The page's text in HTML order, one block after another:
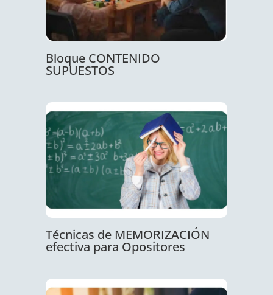
Bloque CONTENIDO
SUPUESTOS
Técnicas de MEMORIZACIÓN
efectiva para Opositores